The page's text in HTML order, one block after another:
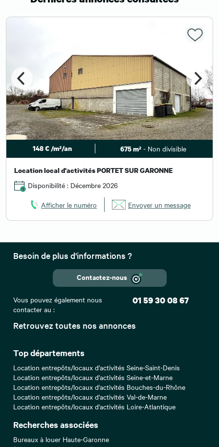
148 € /m²/an 675 m²- Non divisible
Location local d'activités PORTET SUR GARONNE
Disponibilité : Décembre 2026
Afficher le numéro Envoyer un message
Retrouvez toutes nos annonces
Top départements
Location entrepôts/locaux d'activités Seine-Saint-Denis
Location entrepôts/locaux d'activités Seine-et-Marne
Location entrepôts/locaux d'activités Bouches-du-Rhône
Location entrepôts/locaux d'activités Val-de-Marne
Location entrepôts/locaux d'activités Loire-Atlantique
Recherches associées
Bureaux à louer Haute-Garonne
Besoin de plus d'informations ?
Contactez-nous
Vous pouvez également nous
contacter au :
01 59 30 08 67